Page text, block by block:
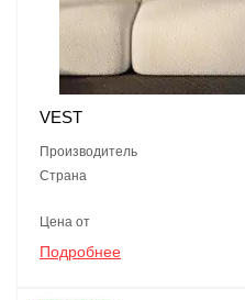
VEST
Производитель
Страна
Цена от
Подробнее